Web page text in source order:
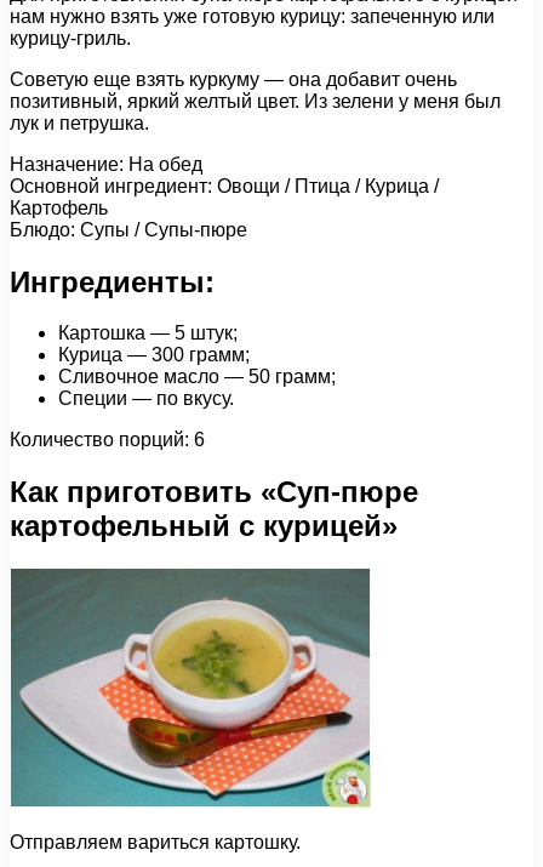
нам нужно взять уже готовую курицу: запеченную или
курицу-гриль.
Советую еще взять куркуму — она добавит очень
позитивный, яркий желтый цвет. Из зелени у меня был
лук и петрушка.
Назначение: На обед
Основной ингредиент: Овощи / Птица / Курица /
Картофель
Блюдо: Супы / Супы-пюре
Ингредиенты:
Картошка — 5 штук;
Курица — 300 грамм;
Сливочное масло — 50 грамм;
Специи — по вкусу.
Количество порций: 6
Как приготовить «Суп-пюре
картофельный с курицей»
Отправляем вариться картошку.